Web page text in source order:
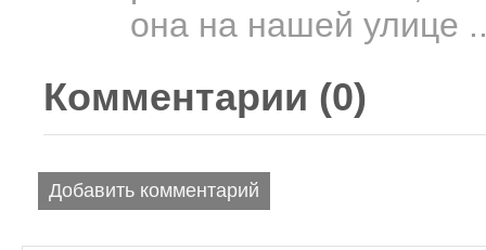
она на нашей улице
Комментарии (0)
Добавить комментарий